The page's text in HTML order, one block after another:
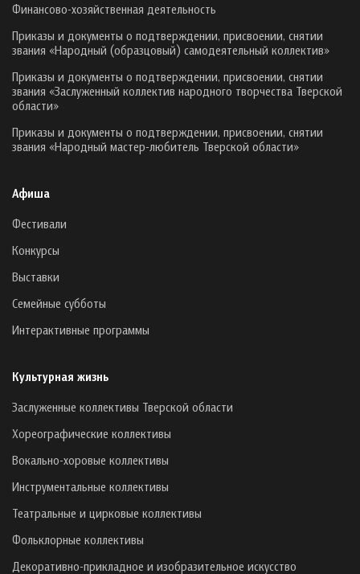
Финансово-хозяйственная деятельность
Приказы и документы о подтверждении, присвоении, снятии
звания «Народный (образцовый) самодеятельный коллектив»
Приказы и документы о подтверждении, присвоении, снятии
звания «Заслуженный коллектив народного творчества Тверской
области»
Приказы и документы о подтверждении, присвоении, снятии
звания «Народный мастер-любитель Тверской области»
Афиша
Фестивали
Конкурсы
Выставки
Семейные субботы
Интерактивные программы
Культурная жизнь
Заслуженные коллективы Тверской области
Хореографические коллективы
Вокально-хоровые коллективы
Инструментальные коллективы
Театральные и цирковые коллективы
Фольклорные коллективы
Декоративно-прикладное и изобразительное искусство